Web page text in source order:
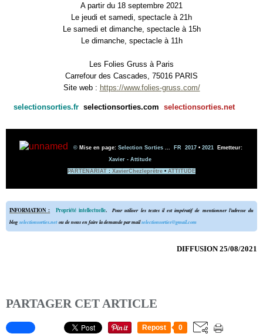
A partir du 18 septembre 2021
Le jeudi et samedi, spectacle à 21h
Le samedi et dimanche, spectacle à 15h
Le dimanche, spectacle à 11h
Les Folies Gruss à Paris
Carrefour des Cascades, 75016 PARIS
Site web : https://www.folies-gruss.com/
selectionsorties.frselectionsorties.comselectionsorties.net
© Mise en page:Selection Sorties FR 2017 • 2021 Emetteur:
Xavier - Attitude
PARTENARIAT : XavierChezleprêtre • ATTITUDE
INFORMATION : Propriété intellectuelle.
Pour utiliser les textes il est impératif de mentionner l'adresse du
blogselectionsorties.net ou de nous en faire la demande par mailselectionsorties@gmail.com
DIFFUSION 25/08/2021
PARTAGER CET ARTICLE
Repost 0